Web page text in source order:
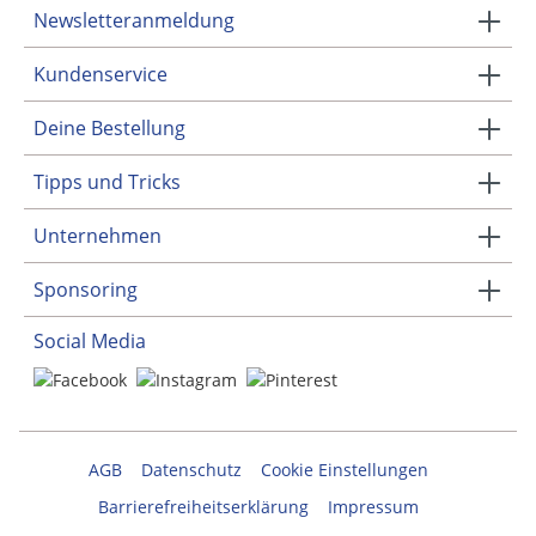
Newsletteranmeldung
Kundenservice
Deine Bestellung
Tipps und Tricks
Unternehmen
Sponsoring
Social Media
AGB Datenschutz
Cookie Einstellungen
Barrierefreiheitserklärung
Impressum